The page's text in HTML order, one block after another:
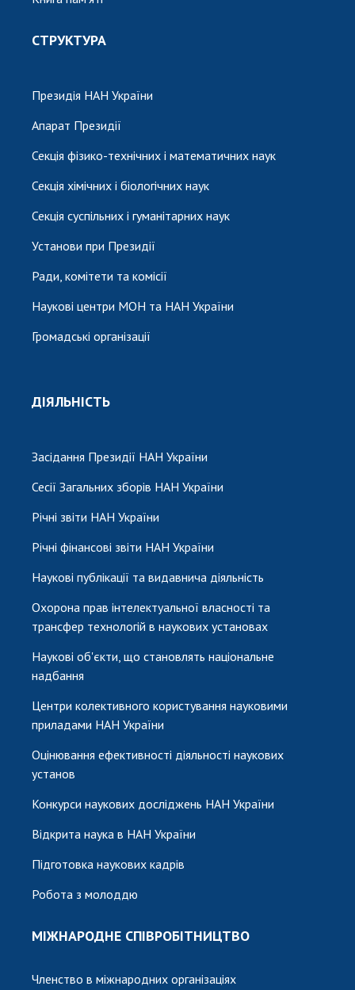
СТРУКТУРА
Президія НАН України
Апарат Президії
Секція фізико-технічних і математичних наук
Секція хімічних і біологічних наук
Секція суспільних і гуманітарних наук
Установи при Президії
Ради, комітети та комісії
Наукові центри МОН та НАН України
Громадські організації
ДІЯЛЬНІСТЬ
Засідання Президії НАН України
Сесії Загальних зборів НАН України
Річні звіти НАН України
Річні фінансові звіти НАН України
Наукові публікації та видавнича діяльність
Охорона прав інтелектуальної власності та
трансфер технологій в наукових установах
Наукові об'єкти, що становлять національне
надбання
Центри колективного користування науковими
приладами НАН України
Оцінювання ефективності діяльності наукових
установ
Конкурси наукових досліджень НАН України
Відкрита наука в НАН України
Підготовка наукових кадрів
Робота з молоддю
МІЖНАРОДНЕ СПІВРОБІТНИЦТВО
Членство в міжнародних організаціях